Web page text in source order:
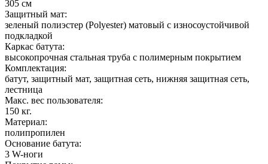
305 см
Защитный мат:
зеленый полиэстер (Polyester) матовый с износоустойчивой
подкладкой
Каркас батута:
высокопрочная стальная труба с полимерным покрытием
Комплектация:
батут, защитный мат, защитная сеть, нижняя защитная сеть,
лестница
Макс. вес пользователя:
150 кг.
Материал:
полипропилен
Основание батута:
3 W-ноги